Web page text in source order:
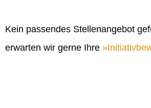
Kein passendes Stellenangebot
erwarten wir gerne Ihre